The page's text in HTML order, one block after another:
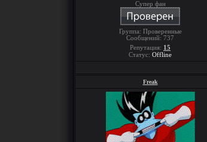
Супер фан
Группа: Проверенные
Сообщений: 737
Репутация: 15
Статус: Offline
Freak